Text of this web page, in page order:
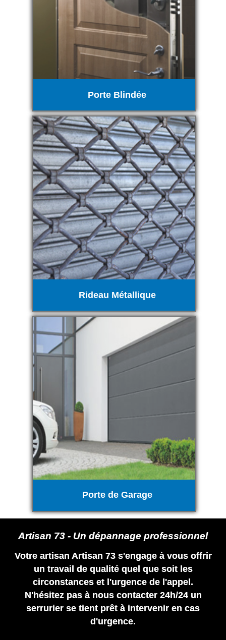
Porte Blindée
Rideau Métallique
Porte de Garage
Artisan 73 - Un dépannage professionnel
Votre artisan Artisan 73 s'engage à vous offrir
un travail de qualité quel que soit les
circonstances et l'urgence de l'appel.
N'hésitez pas à nous contacter 24h/24 un
serrurier se tient prêt à intervenir en cas
d'urgence.